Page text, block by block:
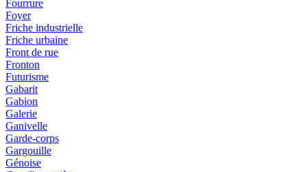
Fourrure
Foyer
Friche industrielle
Friche urbaine
Front de rue
Fronton
Futurisme
Gabarit
Gabion
Galerie
Ganivelle
Garde-corps
Gargouille
Génoise